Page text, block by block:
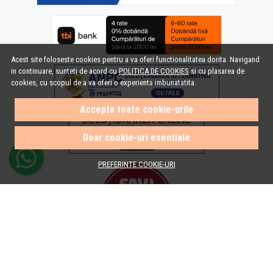
Acest site foloseste cookies pentru a va oferi functionalitatea dorita. Navigand
in continuare, sunteti de acord cuPOLITICA DE COOKIES si cu plasarea de
cookies, cu scopul de a va oferi o experienta imbunatatita.
Accepta toate cookie-urile
Doar cookie-uri esentiale
PREFERINTE COOKIE-URI